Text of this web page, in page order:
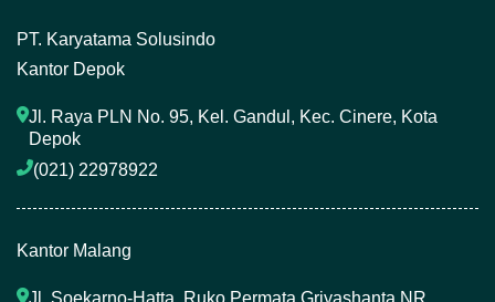
PT. Karyatama Solusindo
Kantor Depok
Jl. Raya PLN No. 95, Kel. Gandul, Kec. Cinere, Kota
Depok
(021) 22978922
Kantor Malang
Jl. Soekarno-Hatta, Ruko Permata Griyashanta NR.